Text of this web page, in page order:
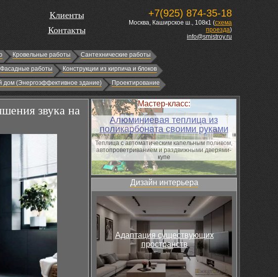
Клиенты
Контакты
+7(925) 874-35-18
Москва, Каширское ш., 108к1 (схема
проезда)
info@smistroy.ru
Кровельные работы
Сантехнические работы
Фасадные работы
Конструкции из кирпича и блоков
дом (Энергоэффективное здание) Проектирование
звука на
Мастер-класс:
Алюминиевая теплица из
поликарбоната своими руками
Теплица с автоматическим капельным поливом,
автопроветриванием и раздвижными дверями-
купе
Дизайн интерьера
Адаптация существующих
пространств